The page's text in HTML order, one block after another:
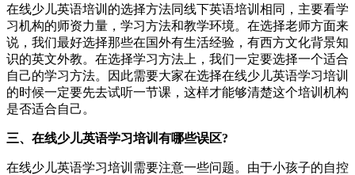
在线少儿英语培训的选择方法同线下英语培训相同，主要看学
习机构的师资力量，学习方法和教学环境。在选择老师方面来
说，我们最好选择那些在国外有生活经验，有西方文化背景知
识的英文外教。在选择学习方法上，我们一定要选择一个适合
自己的学习方法。因此需要大家在选择在线少儿英语学习培训
的时候一定要先去试听一节课，这样才能够清楚这个培训机构
是否适合自己。
三、在线少儿英语学习培训有哪些误区?
在线少儿英语学习培训需要注意一些问题。由于小孩子的自控